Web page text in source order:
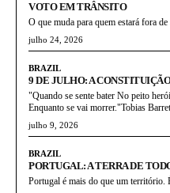
VOTO EM TRÂNSITO
O que muda para quem estará fora
julho 24, 2026
BRAZIL
9 DE JULHO: A
"Quando se sente bater No peito
Enquanto se vai morrer."Tobias
julho 9, 2026
BRAZIL
PORTUGAL: A TERRA DE
Portugal é mais do que um território.